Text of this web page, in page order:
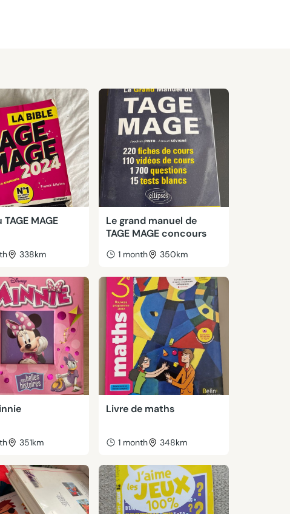
MAGE
338km
Le grand manuel de
TAGE MAGE concours
1 month 350km
351km
Livre de maths
1 month 348km